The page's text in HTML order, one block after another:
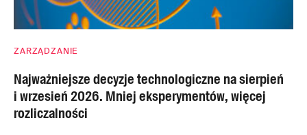
ZARZĄDZANIE
Najważniejsze decyzje technologiczne na sierpień
i wrzesień 2026. Mniej eksperymentów, więcej
rozliczalności